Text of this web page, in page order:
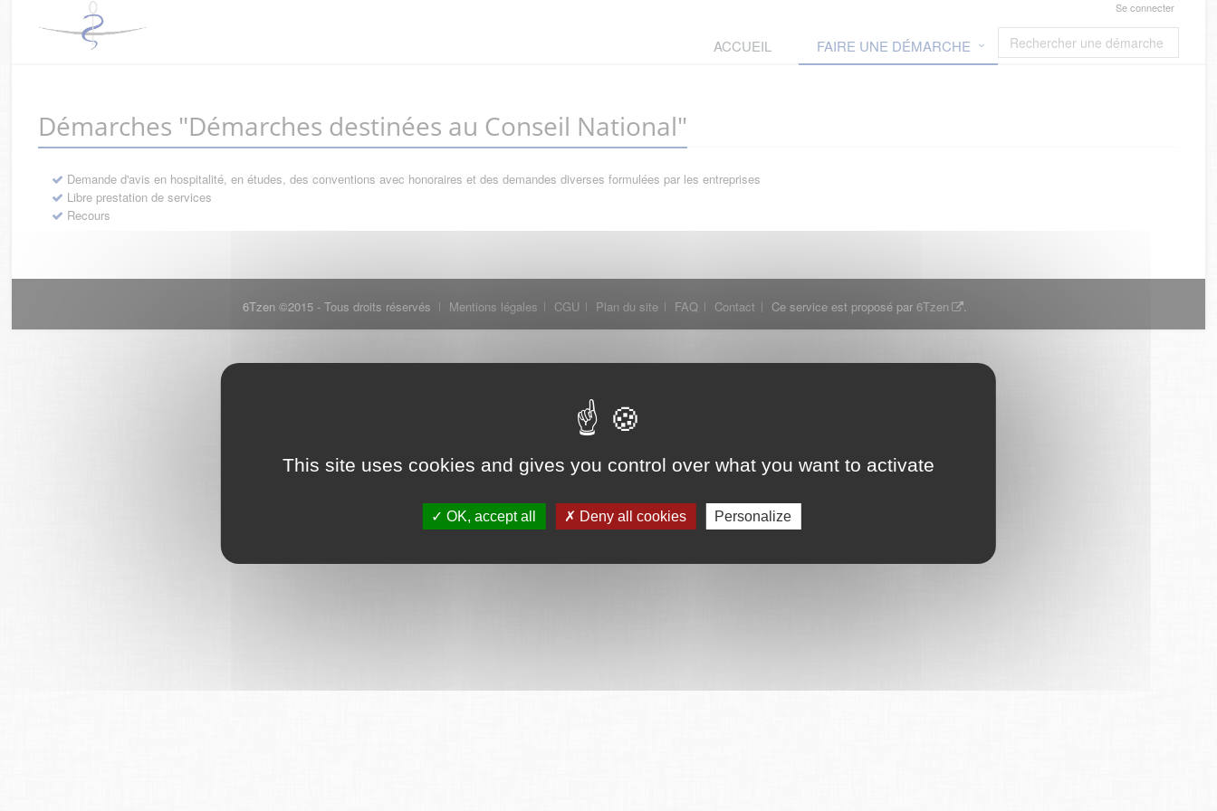
This site uses cookies and gives you control over what you want to activate
OK, accept all Deny all cookies Personalize
Se connecter
ACCUEIL FAIRE UNE DÉMARCHE
Démarches "Démarches destinées au Conseil National"
Demande d'avis en hospitalité, en études, des conventions avec honoraires et des demandes diverses formulées par les entreprises
Libre prestation de services
Recours
6Tzen ©2015 - Tous droits réservés Mentions légales CGU Plan du site FAQ Contact Ce service est proposé par 6Tzen .